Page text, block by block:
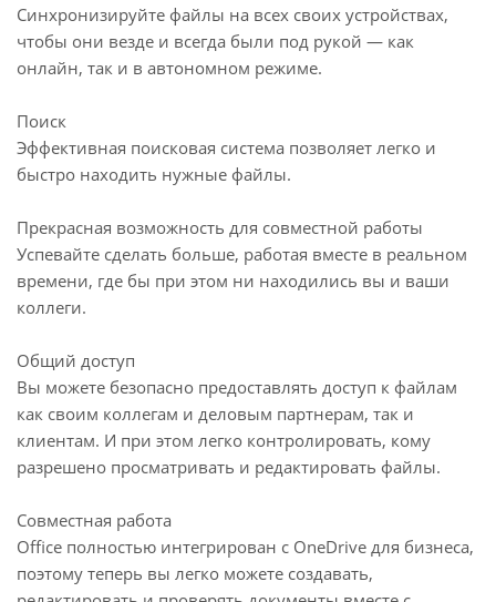
Синхронизируйте файлы на всех своих устройствах,
чтобы они везде и всегда были под рукой — как
онлайн, так и в автономном режиме.
Поиск
Эффективная поисковая система позволяет легко и
быстро находить нужные файлы.
Прекрасная возможность для совместной работы
Успевайте сделать больше, работая вместе в реальном
времени, где бы при этом ни находились вы и ваши
коллеги.
Общий доступ
Вы можете безопасно предоставлять доступ к файлам
как своим коллегам и деловым партнерам, так и
клиентам. И при этом легко контролировать, кому
разрешено просматривать и редактировать файлы.
Совместная работа
Office полностью интегрирован с OneDrive для бизнеса,
поэтому теперь вы легко можете создавать,